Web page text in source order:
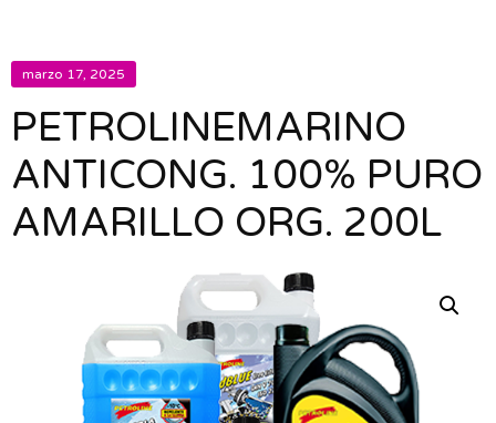
marzo 17, 2025
PETROLINEMARINO
ANTICONG. 100% PURO
AMARILLO ORG. 200L